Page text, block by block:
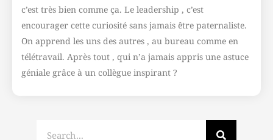
c’est très bien comme ça. Le leadership , c’est
encourager cette curiosité sans jamais être paternaliste.
On apprend les uns des autres , au bureau comme en
télétravail. Après tout , qui n’a jamais appris une astuce
géniale grâce à un collègue inspirant ?